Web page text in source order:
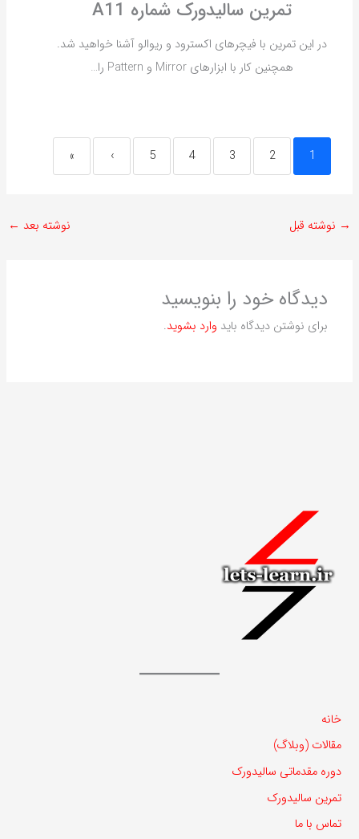
تمرین سالیدورک شماره A11
در این تمرین با فیچرهای اکسترود و ریوالو آشنا خواهید شد.
همچنین کار با ابزارهای Mirror و Pattern را…
1
2
3
4
5
›
»
→ نوشته قبل نوشته بعد ←
دیدگاه‌ خود را بنویسید
برای نوشتن دیدگاه باید وارد بشوید.
خانه
مقالات (وبلاگ)
دوره مقدماتی سالیدورک
تمرین سالیدورک
تماس با ما